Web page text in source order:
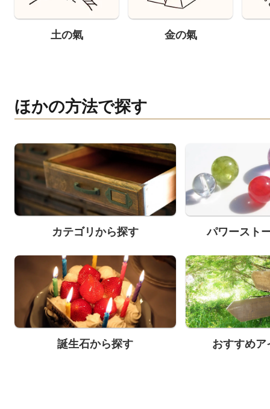
土の氣 金の氣
ほかの方法で探す
カテゴリから探す パワースト
誕生石から探す おすすめア